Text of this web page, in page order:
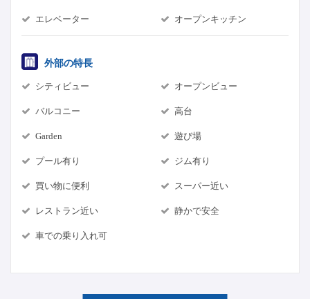
エレベーター オープンキッチン
外部の特長
シティビュー オープンビュー
バルコニー 高台
Garden 遊び場
プール有り ジム有り
買い物に便利 スーパー近い
レストラン近い 静かで安全
車での乗り入れ可